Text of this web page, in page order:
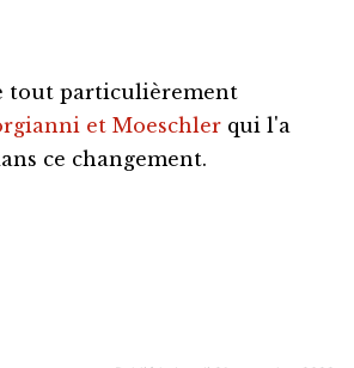
tout particulièrement
et Moeschler qui l'a
ce changement.